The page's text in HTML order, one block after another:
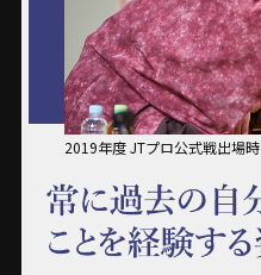
2019年度 JTプロ公式戦出場時